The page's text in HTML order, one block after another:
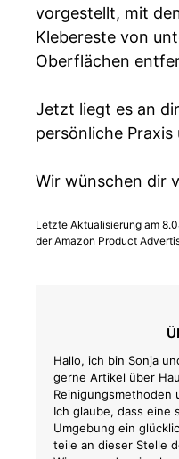
vorgestellt, mit
Klebereste von
Oberflächen
Jetzt liegt es an
persönliche Praxis
Wir wünschen dir
Letzte Aktualisierung am
der Amazon Product
Hallo, ich bin Sonja
gerne Artikel über
Reinigungsmethoden
Ich glaube, dass eine
Umgebung ein
teile an dieser Stelle